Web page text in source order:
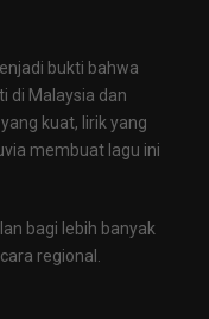
bukti bahwa
di Malaysia dan
kuat, lirik yang
membuat lagu ini
bagi lebih banyak
regional.